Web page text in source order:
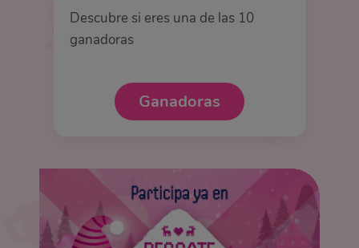
Descubre si eres una de las 10
ganadoras
Ganadoras